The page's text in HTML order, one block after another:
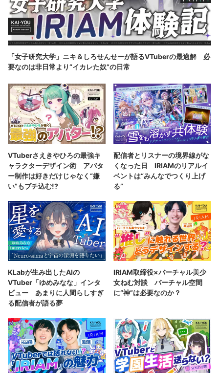
「女子研究大学」ニキ＆しろせんせーが語るVTuberの最適解 必
要なのは非日常より“イカレた奴”の日常
VTuberさえきやひろの最強キ
ャラクターデザイン術 アバタ
ー制作は好きだけじゃなく“嫌
い”もブチ込む!?
配信者とリスナーの境界線がな
くなった日 IRIAMのリアルイ
ベントは“みんなでつくり上げ
る”
KLabが生み出したAIの
VTuber「ゆめみなな」インタ
ビュー あまりに人間らしすぎ
る配信者が語る夢
IRIAM取締役×バーチャル美少
女ねむ対談 バーチャル空間
に“神”は必要なのか？